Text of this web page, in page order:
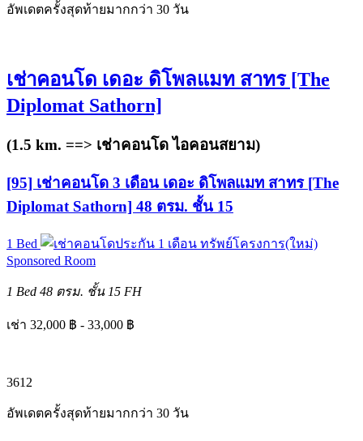
อัพเดตครั้งสุดท้ายมากกว่า 30 วัน
เช่าคอนโด เดอะ ดิโพลแมท สาทร [The
Diplomat Sathorn]
(1.5 km. ==> เช่าคอนโด ไอคอนสยาม)
[95] เช่าคอนโด 3 เดือน เดอะ ดิโพลแมท สาทร [The
Diplomat Sathorn] 48 ตรม. ชั้น 15
1 Bed
ทรัพย์โครงการ(ใหม่)
Sponsored Room
1 Bed 48 ตรม. ชั้น 15 FH
เช่า 32,000 ฿ - 33,000 ฿
3612
อัพเดตครั้งสุดท้ายมากกว่า 30 วัน